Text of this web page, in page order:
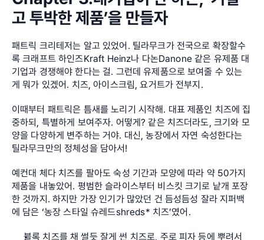
고 투박한 제품’을 만들자
패트릭 크리테저는 알고 있었어. 틸라무크가 전국으로 확장할수
록 크래프트 하인즈Kraft Heinz나 다논Danone 같은 유제품 대
기업과 경쟁해야 한다는 걸. 그런데 유제품으로 보여줄 수 있는
게 뭐가 있겠어. 치즈, 아이스크림, 요거트가 전부지.
이때부터 패트릭은 틈새를 노리기 시작해. 대표 제품인 치즈에 집
중하되, 특별하게 보여주자. 어떻게? 같은 치즈더라도, 크기와 모
양을 다양하게 변주하는 거야. 대신, 농장에서 자연 숙성한다는
틸라무크만의 정체성을 담아서!
예컨대 체다 치즈를 팔아도 숙성 기간과 모양에 따라 약 50가지
제품을 내놓았어. 평범한 슬라이스부터 비스킷 크기로 낱개 포장
한 것까지. 하지만 가장 인기가 많았던 건 듬성듬성 잘라 지퍼백
에 담은 ‘농장 스타일 슈레드shreds* 치즈’였어.
블록 치즈를 채 썰듯 잘게 썬 치즈로, 주로 피자 등에 뿌려서